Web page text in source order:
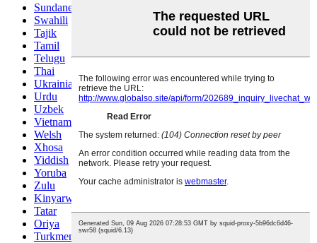
Sundanese
Swahili
Tajik
Tamil
Telugu
Thai
Ukrainian
Urdu
Uzbek
Vietnamese
Welsh
Xhosa
Yiddish
Yoruba
Zulu
Kinyarwanda
Tatar
Oriya
Turkmen